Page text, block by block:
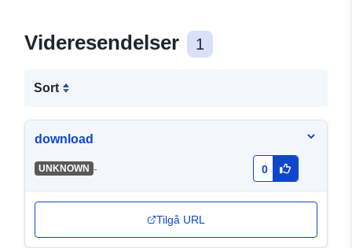
Videresendelser 1
Sort
download
UNKNOWN - 0
Tilgå URL